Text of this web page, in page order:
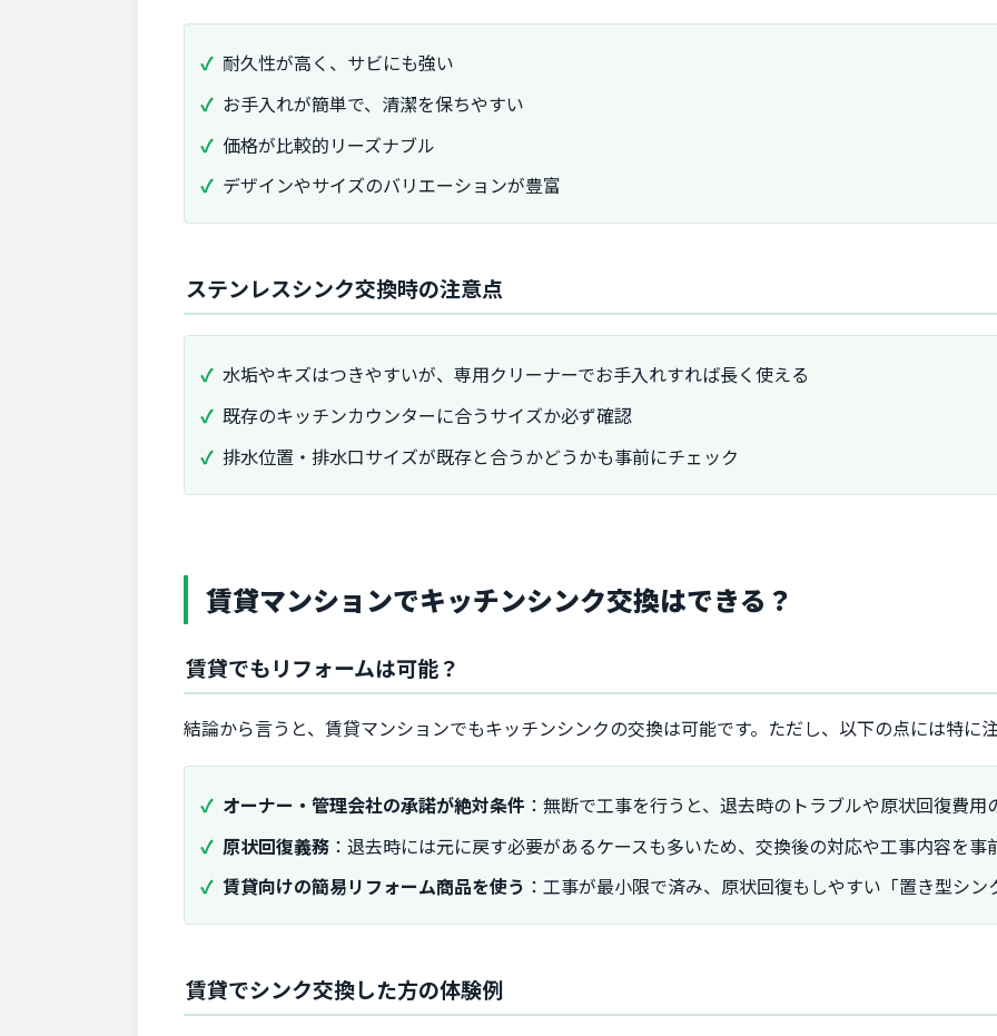
耐久性が高く、サビにも強い
お手入れが簡単で、清潔を保ちやすい
価格が比較的リーズナブル
デザインやサイズのバリエーションが豊富
ステンレスシンク交換時の注意点
水垢やキズはつきやすいが、専用クリーナーでお手入れすれば長く使える
既存のキッチンカウンターに合うサイズか必ず確認
排水位置・排水口サイズが既存と合うかどうかも事前にチェック
賃貸マンションでキッチンシンク交換はできる？
賃貸でもリフォームは可能？
結論から言うと、賃貸マンションでもキッチンシンクの交換は可能です。ただし、以下の点には特に
オーナー・管理会社の承諾が絶対条件 ：無断で工事を行うと、退去時のトラブルや原状回復費
原状回復義務 ：退去時には元に戻す必要があるケースも多いため、交換後の対応や工事内容を
賃貸向けの簡易リフォーム商品を使う ：工事が最小限で済み、原状回復もしやすい「置き型シン
賃貸でシンク交換した方の体験例